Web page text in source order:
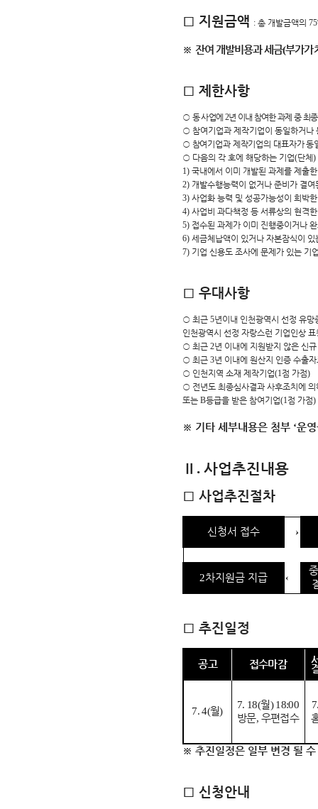
□ 지원금액 : 총 개발금액의
※ 잔여 개발비용과 세금(부가가
□ 제한사항
○ 동 사업에 2년 이내 참여한 과제 중 최
○ 참여기업과 제작기업이 동일하거나
○ 참여기업과 제작기업의 대표자가 동
○ 다음의 각 호에 해당하는 기업(단체 )
1) 국내에서 이미 개발된 과제를 제출
2) 개발수행능력이 없거나 준비가 결여
3) 사업화 능력 및 성공가능성이 희박
4) 사업비 과다책정 등 서류상의 현격
5) 접수된 과제가 이미 진행중이거나
6) 세금체납액이 있거나 자본잠식이 있
7) 기업 신용도 조사에 문제가 있는 기
□ 우대사항
○ 최근 5년이내 인천광역시 선정 유
인천광역시 선정 자랑스런 기업인상
○ 최근 2년 이내에 지원받지 않은 신
○ 최근 3년 이내에 원산지 인증 수출
○ 인천지역 소재 제작기업(1점 가점)
○ 전년도 최종심사결과 사후조치에
또는 B등급을 받은 참여기업(1점 가점)
※ 기타 세부내용은 첨부 ‘운
Ⅱ . 사업추진내용
□ 사업추진절차
신청서 접수 →
2차지원금 지급 ←
□ 추진일정
공 고 접수마감
7. 4(월)
7. 18(월) 18:00
방문, 우편접수
※ 추진일정은 일부 변경 될 수
□ 신청안내